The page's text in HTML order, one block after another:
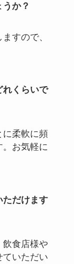
か？
すので、
れくらいで
に柔軟に頻
。お気軽に
ただけます
飲食店様や
ていただい